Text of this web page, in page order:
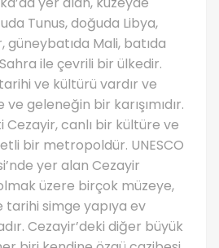
Tunus, doğuda Libya,
güneybatıda Mali, batıda
ile çevrili bir ülkedir.
ve kültürü vardır ve
geleneğin bir karışımıdır.
Cezayir, canlı bir kültüre ve
bir metropoldür. UNESCO
yer alan Cezayir
üzere birçok müzeye,
simge yapıya ev
Cezayir’deki diğer büyük